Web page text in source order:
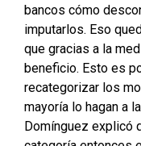
bancos cómo
imputarlos. Eso
que gracias a la
beneficio. Esto es
recategorizar los
mayoría lo hagan a
Domínguez explicó